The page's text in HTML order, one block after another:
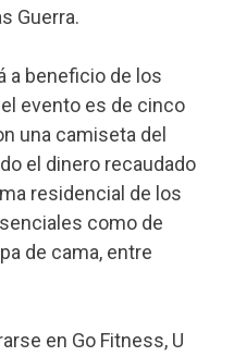
Guerra.
a beneficio de los
evento es de cinco
una camiseta del
el dinero recaudado
residencial de los
como de
de cama, entre
en Go Fitness, U